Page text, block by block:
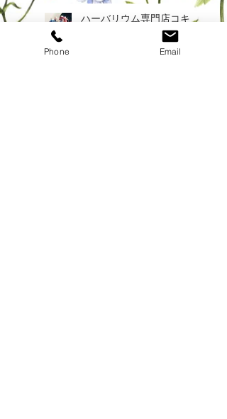
ハーバリウム専門店コキュ
Phone Email